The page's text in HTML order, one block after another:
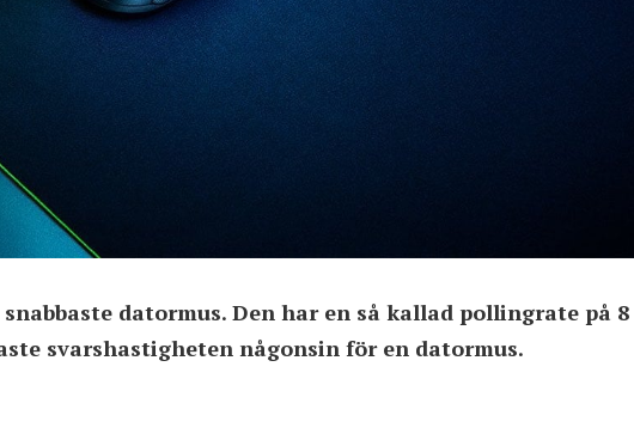
datormus. Den har en så kallad pollingrate på 8
svarshastigheten någonsin för en datormus.